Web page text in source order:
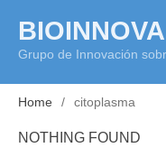
content
BIOINNOVA
Grupo de Innovación
Home citoplasma
NOTHING FOUND